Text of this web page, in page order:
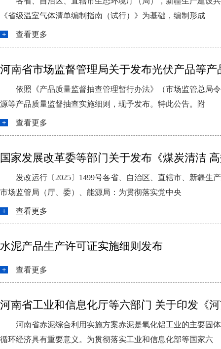
《省级温室气体清单编制指南（试行）》为基础，编制形成
查看更多
河南省市场监督管理局关于发布光伏产品等
依照《产品质量监督抽查管理暂行办法》（市场监管总局
源等产品质量监督抽查实施细则，现予发布。特此公告。附
查看更多
国家发展改革委等部门关于发布《煤炭清洁
发改运行〔2025〕1499号各省、自治区、直辖市、新疆
市场监管局（厅、委）、能源局：为贯彻落实党中央
查看更多
水泥产品生产许可证实施细则发布
查看更多
河南省工业和信息化厅等六部门 关于印发《
河南省赤泥综合利用实施方案赤泥是氧化铝工业的主要固
循环经济具有重要意义。为贯彻落实工业和信息化部等国家六